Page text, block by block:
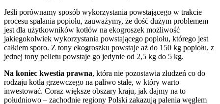
Jeśli porównamy sposób wykorzystania powstającego w trakcie
procesu spalania popiołu, zauważymy, że dość dużym problemem
jest dla użytkowników kotłów na ekogroszek możliwość
jakiegokolwiek wykorzystania powstającego popiołu, którego jest
całkiem sporo. Z tony ekogroszku powstaje aż do 150 kg popiołu, z
jednej tony pelletu powstaje go jedynie od 2,5 kg do 5 kg.
Na koniec kwestia prawna, która nie pozostawia złudzeń co do
rodzaju kotła grzewczego na paliwo stałe, w który warto
inwestować. Coraz większe obszary kraju, jak dajmy na to
południowo – zachodnie regiony Polski zakazują palenia węglem